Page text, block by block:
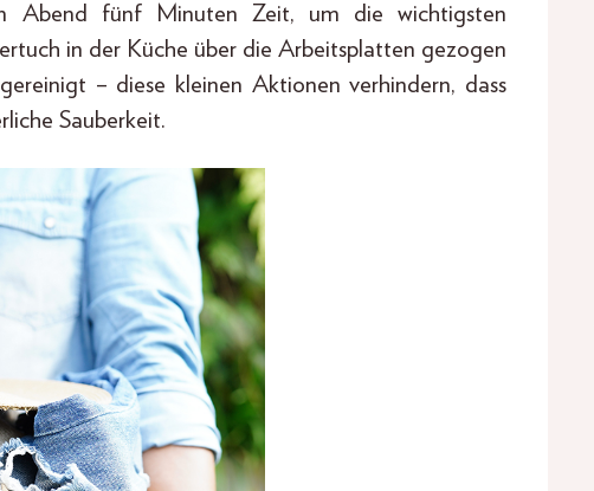
Abend fünf Minuten Zeit, um die wichtigsten
in der Küche über die Arbeitsplatten gezogen
– diese kleinen Aktionen verhindern, dass
Sauberkeit.